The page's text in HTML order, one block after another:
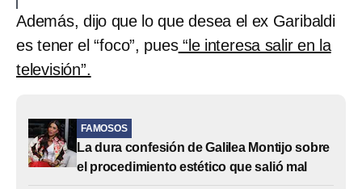
Además, dijo que lo que desea el ex Garibaldi
es tener el “foco”, pues“le interesa salir en la
televisión”.
FAMOSOS
La dura confesión de Galilea Montijo sobre
el procedimiento estético que salió mal